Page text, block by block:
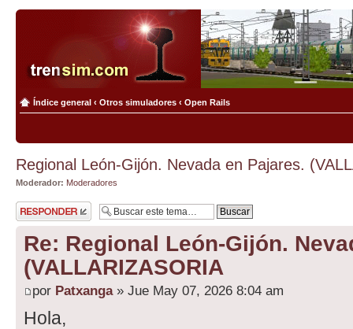
Índice general ‹ Otros simuladores ‹ Open Rails
Regional León-Gijón. Nevada en Pajares.
Moderador: Moderadores
Publicar una
respuesta
Re: Regional León-Gijón.
(VALLARIZASORIA
por Patxanga» Jue May 07, 2026 8:04 am
Hola,